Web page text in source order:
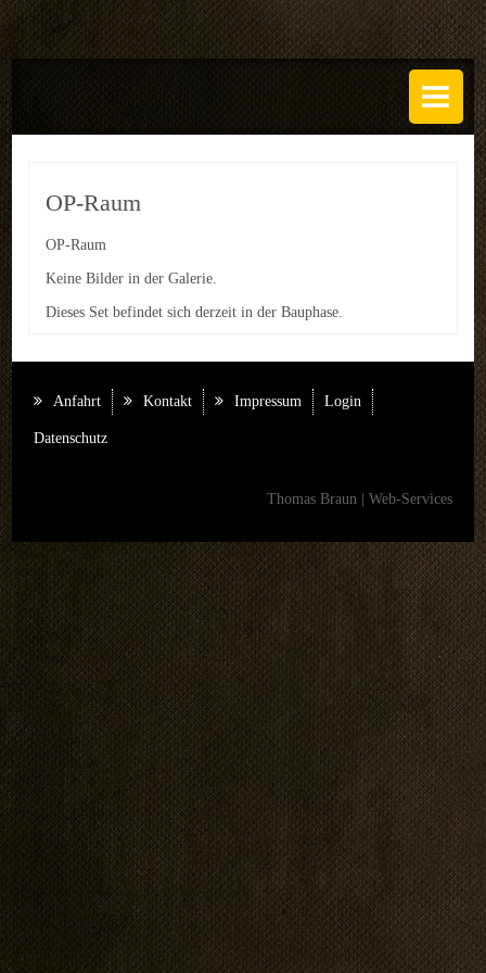
History
SETS
GALERIEN
LINKS
KONTAKT
Kontakt
Anfahrt
Impressum
AKTUELLES
OP-Raum
OP-Raum
Keine Bilder in der Galerie.
Dieses Set befindet sich derzeit in der Bauphase.
Anfahrt Kontakt Impressum Login
Datenschutz
Thomas Braun | Web-Services